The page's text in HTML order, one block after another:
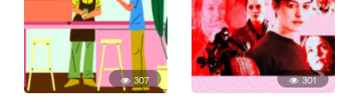
307 301